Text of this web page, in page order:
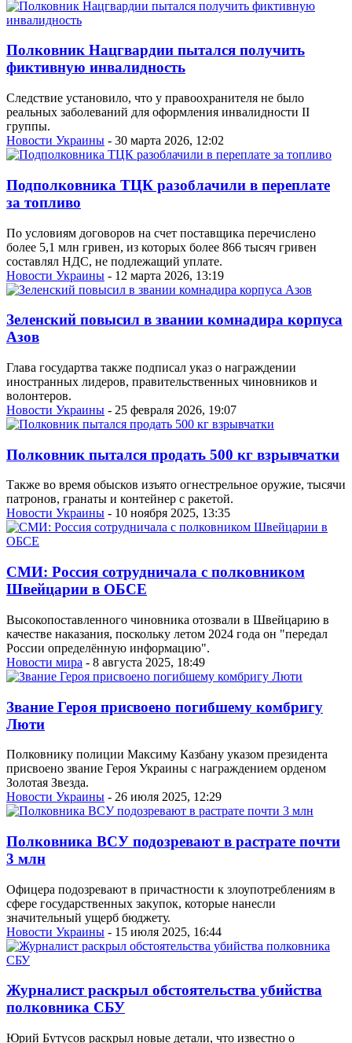
Полковник Нацгвардии пытался получить
фиктивную инвалидность
Следствие установило, что у правоохранителя не было
реальных заболеваний для оформления инвалидности II
группы.
Новости Украины - 30 марта 2026, 12:02
Подполковника ТЦК разоблачили в переплате
за топливо
По условиям договоров на счет поставщика перечислено
более 5,1 млн гривен, из которых более 866 тысяч гривен
составлял НДС, не подлежащий уплате.
Новости Украины - 12 марта 2026, 13:19
Зеленский повысил в звании комнадира корпуса
Азов
Глава государтва также подписал указ о награждении
иностранных лидеров, правительственных чиновников и
волонтеров.
Новости Украины - 25 февраля 2026, 19:07
Полковник пытался продать 500 кг взрывчатки
Также во время обысков изъято огнестрельное оружие, тысячи
патронов, гранаты и контейнер с ракетой.
Новости Украины - 10 ноября 2025, 13:35
СМИ: Россия сотрудничала с полковником
Швейцарии в ОБСЕ
Высокопоставленного чиновника отозвали в Швейцарию в
качестве наказания, поскольку летом 2024 года он "передал
России определённую информацию".
Новости мира - 8 августа 2025, 18:49
Звание Героя присвоено погибшему комбригу
Люти
Полковнику полиции Максиму Казбану указом президента
присвоено звание Героя Украины с награждением орденом
Золотая Звезда.
Новости Украины - 26 июля 2025, 12:29
Полковника ВСУ подозревают в растрате почти
3 млн
Офицера подозревают в причастности к злоупотреблениям в
сфере государственных закупок, которые нанесли
значительный ущерб бюджету.
Новости Украины - 15 июля 2025, 16:44
Журналист раскрыл обстоятельства убийства
полковника СБУ
Юрий Бутусов раскрыл новые детали, что известно о